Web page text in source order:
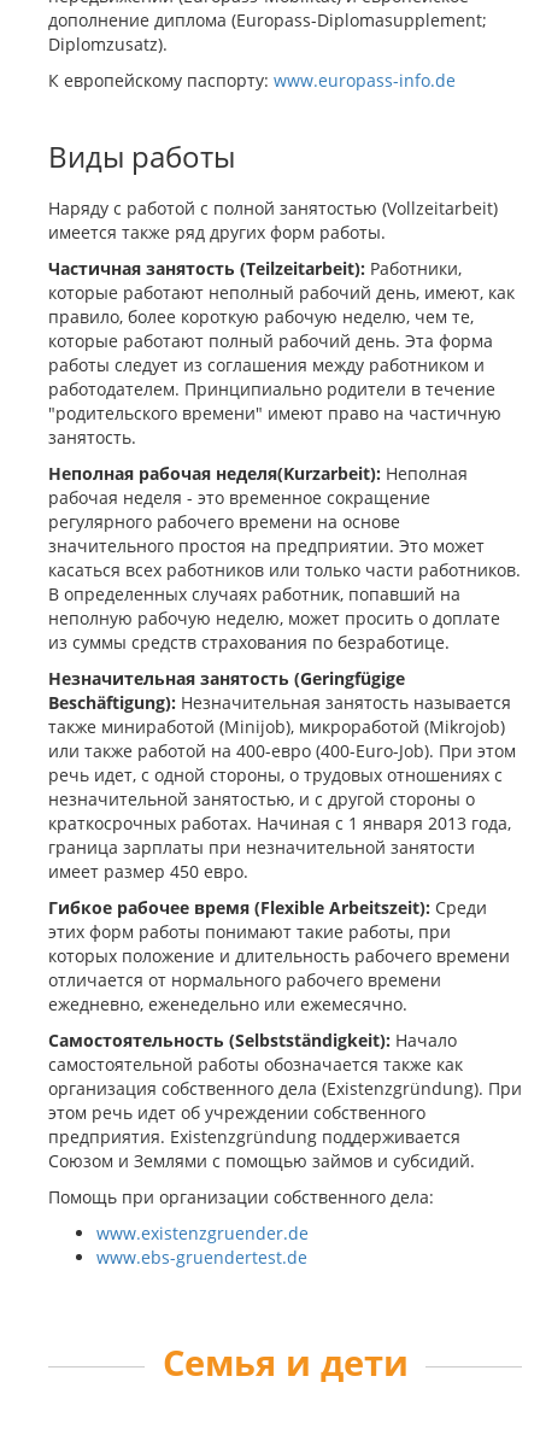
дополнение диплома (Europass-Diplomasupplement;
Diplomzusatz).
К европейскому паспорту: www.europass-info.de
Виды работы
Наряду с работой с полной занятостью (Vollzeitarbeit)
имеется также ряд других форм работы.
Частичная занятость (Teilzeitarbeit): Работники,
которые работают неполный рабочий день, имеют, как
правило, более короткую рабочую неделю, чем те,
которые работают полный рабочий день. Эта форма
работы следует из соглашения между работником и
работодателем. Принципиально родители в течение
"родительского времени" имеют право на частичную
занятость.
Неполная рабочая неделя(Kurzarbeit): Неполная
рабочая неделя - это временное сокращение
регулярного рабочего времени на основе
значительного простоя на предприятии. Это может
касаться всех работников или только части работников.
В определенных случаях работник, попавший на
неполную рабочую неделю, может просить о доплате
из суммы средств страхования по безработице.
Незначительная занятость (Geringfügige
Beschäftigung): Незначительная занятость называется
также миниработой (Minijob), микроработой (Mikrojob)
или также работой на 400-евро (400-Euro-Job). При этом
речь идет, с одной стороны, о трудовых отношениях с
незначительной занятостью, и с другой стороны о
краткосрочных работах. Начиная с 1 января 2013 года,
граница зарплаты при незначительной занятости
имеет размер 450 евро.
Гибкое рабочее время (Flexible Arbeitszeit): Среди
этих форм работы понимают такие работы, при
которых положение и длительность рабочего времени
отличается от нормального рабочего времени
ежедневно, еженедельно или ежемесячно.
Самостоятельность (Selbstständigkeit): Начало
самостоятельной работы обозначается также как
организация собственного дела (Existenzgründung). При
этом речь идет об учреждении собственного
предприятия. Existenzgründung поддерживается
Союзом и Землями с помощью займов и субсидий.
Помощь при организации собственного дела:
www.existenzgruender.de
www.ebs-gruendertest.de
Семья и дети